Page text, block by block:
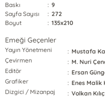
Baskı
: 9
Sayfa Sayısı
: 272
Boyut
: 135x210
Emeği Geçenler
Yayın Yönetmeni : Mustafa
Çevirmen
: M. Nuri
Editör
: Ersan
Grafiker
: Enes Malik
Dizgici / Mizanpaj
: Volkan Kılıç